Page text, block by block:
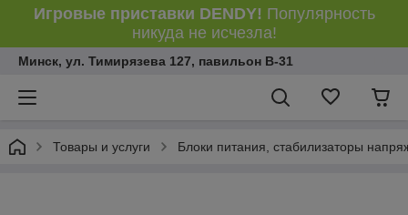
Игровые приставки DENDY! Популярность
никуда не исчезла!
Минск, ул. Тимирязева 127, павильон В-31
Товары и услуги Блоки питания, стабилизаторы